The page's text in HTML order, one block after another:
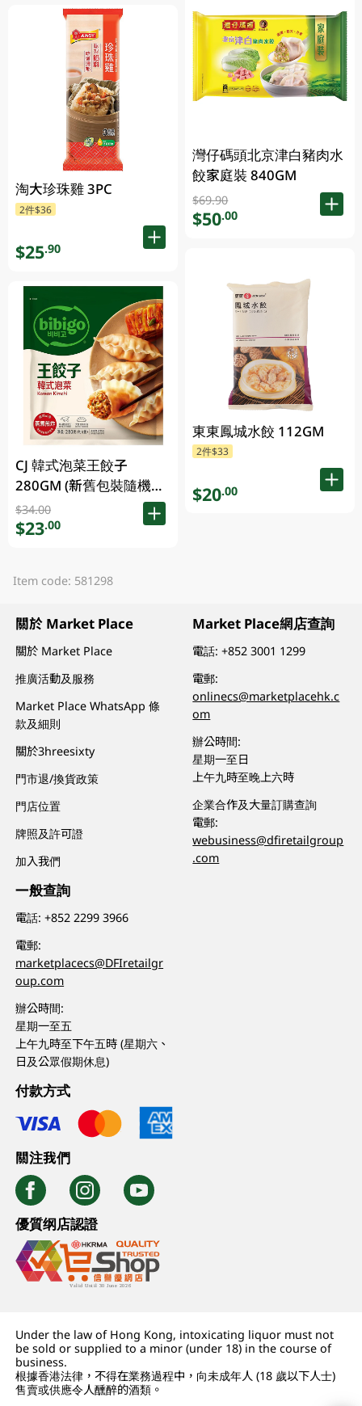
淘大珍珠雞 3PC
2件$36
$25.90
CJ 韓式泡菜王餃子
280GM (新舊包裝隨機發
貨)
$34.00
$23.00
灣仔碼頭北京津白豬肉水
餃家庭裝 840GM
$69.90
$50.00
東東鳳城水餃 112GM
2件$33
$20.00
Item code: 581298
關於 Market Place
關於 Market Place
推廣活動及服務
Market Place WhatsApp 條
款及細則
關於3hreesixty
門市退/換貨政策
門店位置
牌照及許可證
加入我們
一般查詢
電話:+852 2299 3966
電郵:
marketplacecs@DFIretailgr
oup.com
辦公時間:
星期一至五
上午九時至下午五時 (星期六、
日及公眾假期休息)
Market Place網店查詢
電話:+852 3001 1299
電郵:
onlinecs@marketplacehk.c
om
辦公時間:
星期一至日
上午九時至晚上六時
企業合作及大量訂購查詢
電郵:
webusiness@dfiretailgroup
.com
付款方式
關注我們
優質纲店認證
Under the law of Hong Kong, intoxicating liquor must not
be sold or supplied to a minor (under 18) in the course of
business.
根據香港法律，不得在業務過程中，向未成年人 (18 歲以下人士)
售賣或供應令人醺醉的酒類。